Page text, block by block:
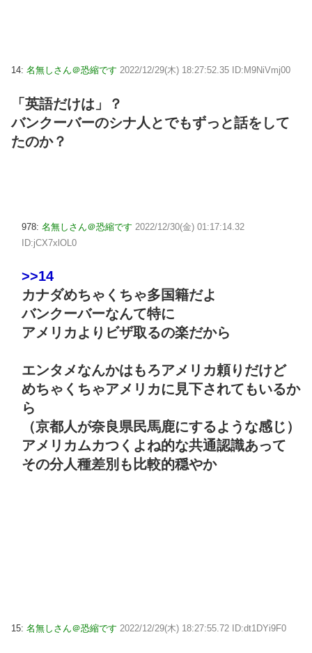
14: 名無しさん＠恐縮です 2022/12/29(木) 18:27:52.35 ID:M9NiVmj00
「英語だけは」？
バンクーバーのシナ人とでもずっと話をして
たのか？
978: 名無しさん＠恐縮です 2022/12/30(金) 01:17:14.32
ID:jCX7xlOL0
>>14
カナダめちゃくちゃ多国籍だよ
バンクーバーなんて特に
アメリカよりビザ取るの楽だから
エンタメなんかはもろアメリカ頼りだけど
めちゃくちゃアメリカに見下されてもいるか
ら
（京都人が奈良県民馬鹿にするような感じ）
アメリカムカつくよね的な共通認識あって
その分人種差別も比較的穏やか
15: 名無しさん＠恐縮です 2022/12/29(木) 18:27:55.72 ID:dt1DYi9F0